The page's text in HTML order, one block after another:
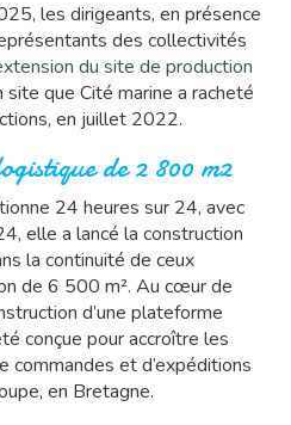
les dirigeants, en présence
des collectivités
du site de production
site que Cité marine a racheté
en juillet 2022.
de 2 800 m²
24 heures sur 24, avec
elle a lancé la construction
la continuité de ceux
de 6 500 m². Au cœur de
d’une plateforme
conçue pour accroître les
commandes et d’expéditions
en Bretagne.